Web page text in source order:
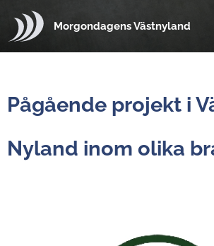
Morgondagens Västnyland
Pågående projekt i
Nyland inom olika